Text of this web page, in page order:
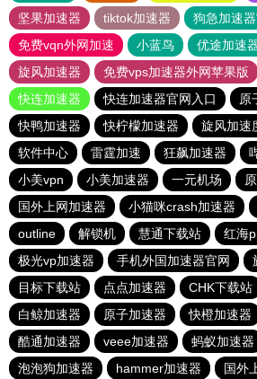
坚果加速器
tiktok加速器
狗急加速
免费vqn外网加速
小蓝鸟 优途加速
旋风加速器
免费vps加速器外网苹果版
快连加速器
快连加速器官网入口
原
快鸭加速器
快柠檬加速器 旋风加速
软件中心
雷霆加速 狂飙加速器
小美vpn
小美加速器 一元机场
国外上网加速器
小猫咪crash加速器
outline
解锁机 慧通下载站 红海
极光vp加速器
手机外国加速器官网
目标下载站
点点加速器 CHK下载站
白鲸加速器
原子加速器 快橙加速器
酷通加速器
veee加速器 蚂蚁加速器
泡泡狗加速器
hammer加速器 国外